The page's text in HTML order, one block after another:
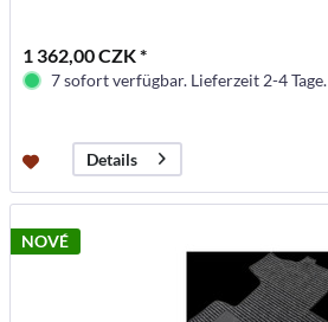
1 362,00 CZK *
7 sofort verfügbar. Lieferzeit 2-4 Tage.
Details
NOVÉ